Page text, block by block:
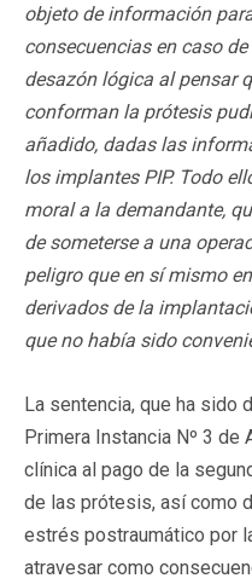
objeto de información
consecuencias en caso
desazón lógica al pensar
conforman la prótesis
añadido, dadas las
los implantes PIP. Todo
moral a la demandante,
de someterse a una
peligro que en sí mismo
derivados de la
que no había sido
La sentencia, que ha sido
Primera Instancia Nº 3 de
clínica al pago de la
de las prótesis, así como
estrés postraumático por
atravesar como